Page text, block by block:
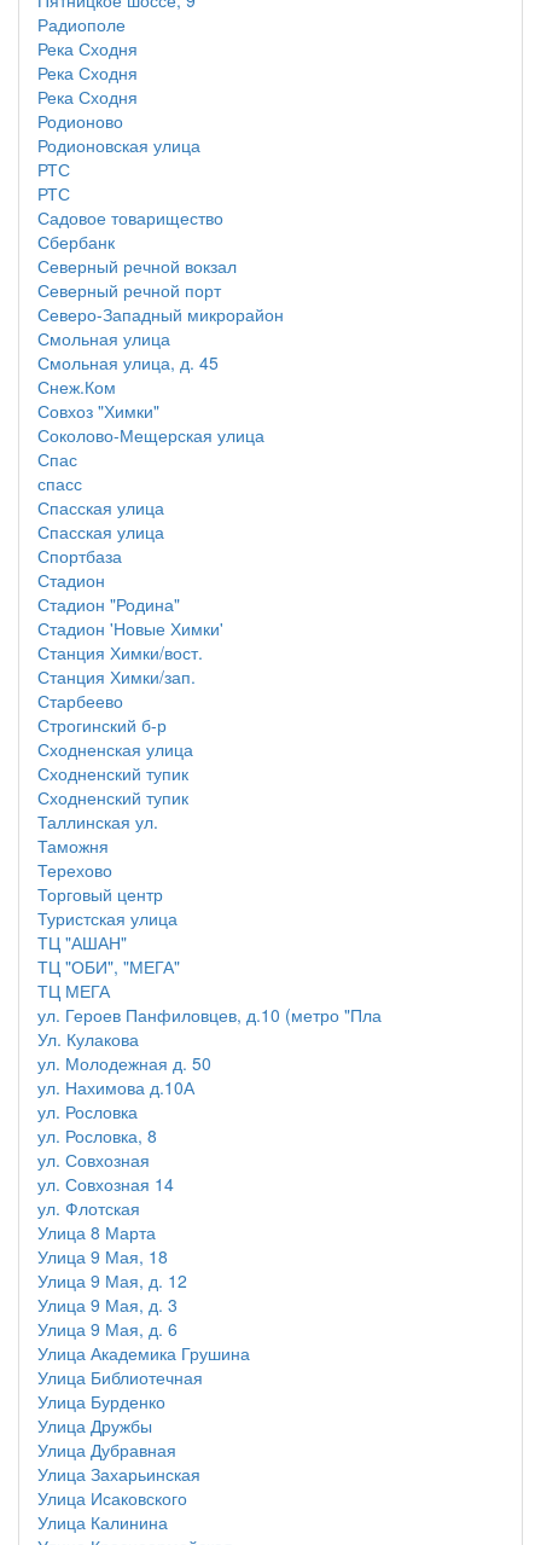
Радиополе
Река Сходня
Река Сходня
Река Сходня
Родионово
Родионовская улица
РТС
РТС
Садовое товарищество
Сбербанк
Северный речной вокзал
Северный речной порт
Северо-Западный микрорайон
Смольная улица
Смольная улица, д. 45
Снеж.Ком
Совхоз "Химки"
Соколово-Мещерская улица
Спас
спасс
Спасская улица
Спасская улица
Спортбаза
Стадион
Стадион "Родина"
Стадион 'Новые Химки'
Станция Химки/вост.
Станция Химки/зап.
Старбеево
Строгинский б-р
Сходненская улица
Сходненский тупик
Сходненский тупик
Таллинская ул.
Таможня
Терехово
Торговый центр
Туристская улица
ТЦ "АШАН"
ТЦ "ОБИ", "МЕГА"
ТЦ МЕГА
ул. Героев Панфиловцев, д.10 (метро "Пла
Ул. Кулакова
ул. Молодежная д. 50
ул. Нахимова д.10А
ул. Рословка
ул. Рословка, 8
ул. Совхозная
ул. Совхозная 14
ул. Флотская
Улица 8 Марта
Улица 9 Мая, 18
Улица 9 Мая, д. 12
Улица 9 Мая, д. 3
Улица 9 Мая, д. 6
Улица Академика Грушина
Улица Библиотечная
Улица Бурденко
Улица Дружбы
Улица Дубравная
Улица Захарьинская
Улица Исаковского
Улица Калинина